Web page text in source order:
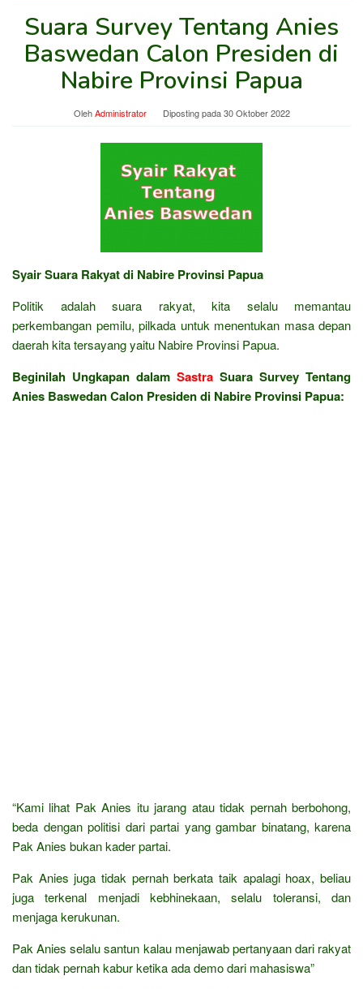
Suara Survey Tentang Anies
Baswedan Calon Presiden di
Nabire Provinsi Papua
OlehAdministrator Diposting pada30 Oktober 2022
Syair Suara Rakyat di Nabire Provinsi Papua
Politik adalah suara rakyat, kita selalu memantau
perkembangan pemilu, pilkada untuk menentukan masa depan
daerah kita tersayang yaitu Nabire Provinsi Papua.
Beginilah Ungkapan dalam Sastra Suara Survey Tentang
Anies Baswedan Calon Presiden di Nabire Provinsi Papua:
“Kami lihat Pak Anies itu jarang atau tidak pernah berbohong,
beda dengan politisi dari partai yang gambar binatang, karena
Pak Anies bukan kader partai.
Pak Anies juga tidak pernah berkata taik apalagi hoax, beliau
juga terkenal menjadi kebhinekaan, selalu toleransi, dan
menjaga kerukunan.
Pak Anies selalu santun kalau menjawab pertanyaan dari rakyat
dan tidak pernah kabur ketika ada demo dari mahasiswa”